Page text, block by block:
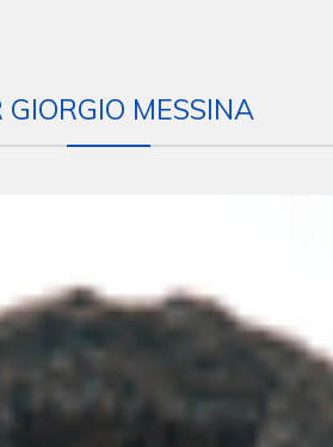
GIORGIO MESSINA